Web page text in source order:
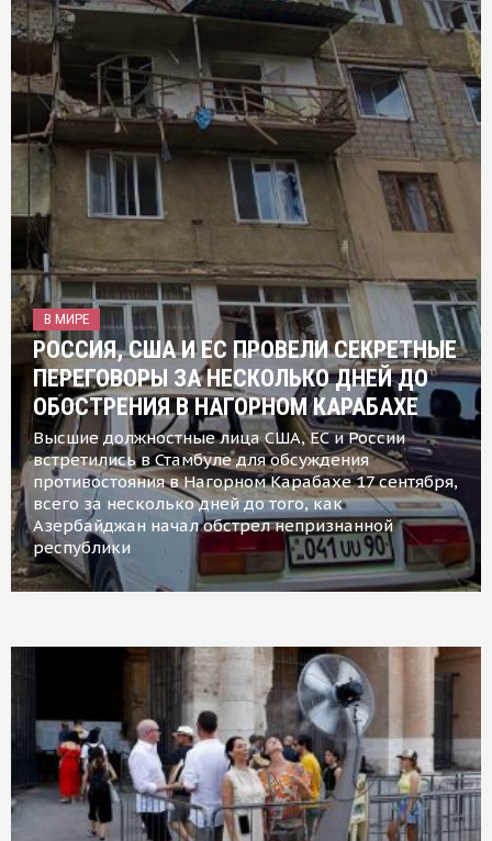
В МИРЕ
РОССИЯ, США И ЕС ПРОВЕЛИ СЕКРЕТНЫЕ
ПЕРЕГОВОРЫ ЗА НЕСКОЛЬКО ДНЕЙ ДО
ОБОСТРЕНИЯ В НАГОРНОМ КАРАБАХЕ
Высшие должностные лица США, ЕС и России
встретились в Стамбуле для обсуждения
противостояния в Нагорном Карабахе 17 сентября,
всего за несколько дней до того, как
Азербайджан начал обстрел непризнанной
республики